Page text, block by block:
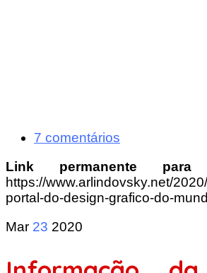
7 comentários
Link permanente
https://www.arlindovsky.net/
portal-do-design-grafico-do-
Mar 23 2020